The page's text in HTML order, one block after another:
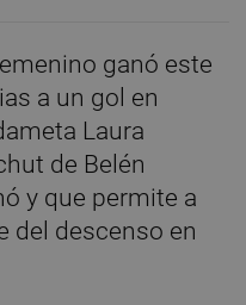
ganó este
a un gol en
Laura
de Belén
y que permite a
del descenso en